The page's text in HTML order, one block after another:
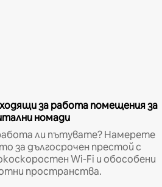
за работа помещения за
номади
ли пътувате? Намерете
за дългосрочен престой с
Wi-Fi и обособени
пространства.